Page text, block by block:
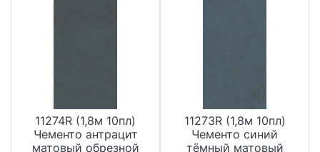
11274R (1,8м 10пл)
Чементо антрацит
матовый обрезной
11273R (1,8м 10пл)
Чементо синий
тёмный матовый